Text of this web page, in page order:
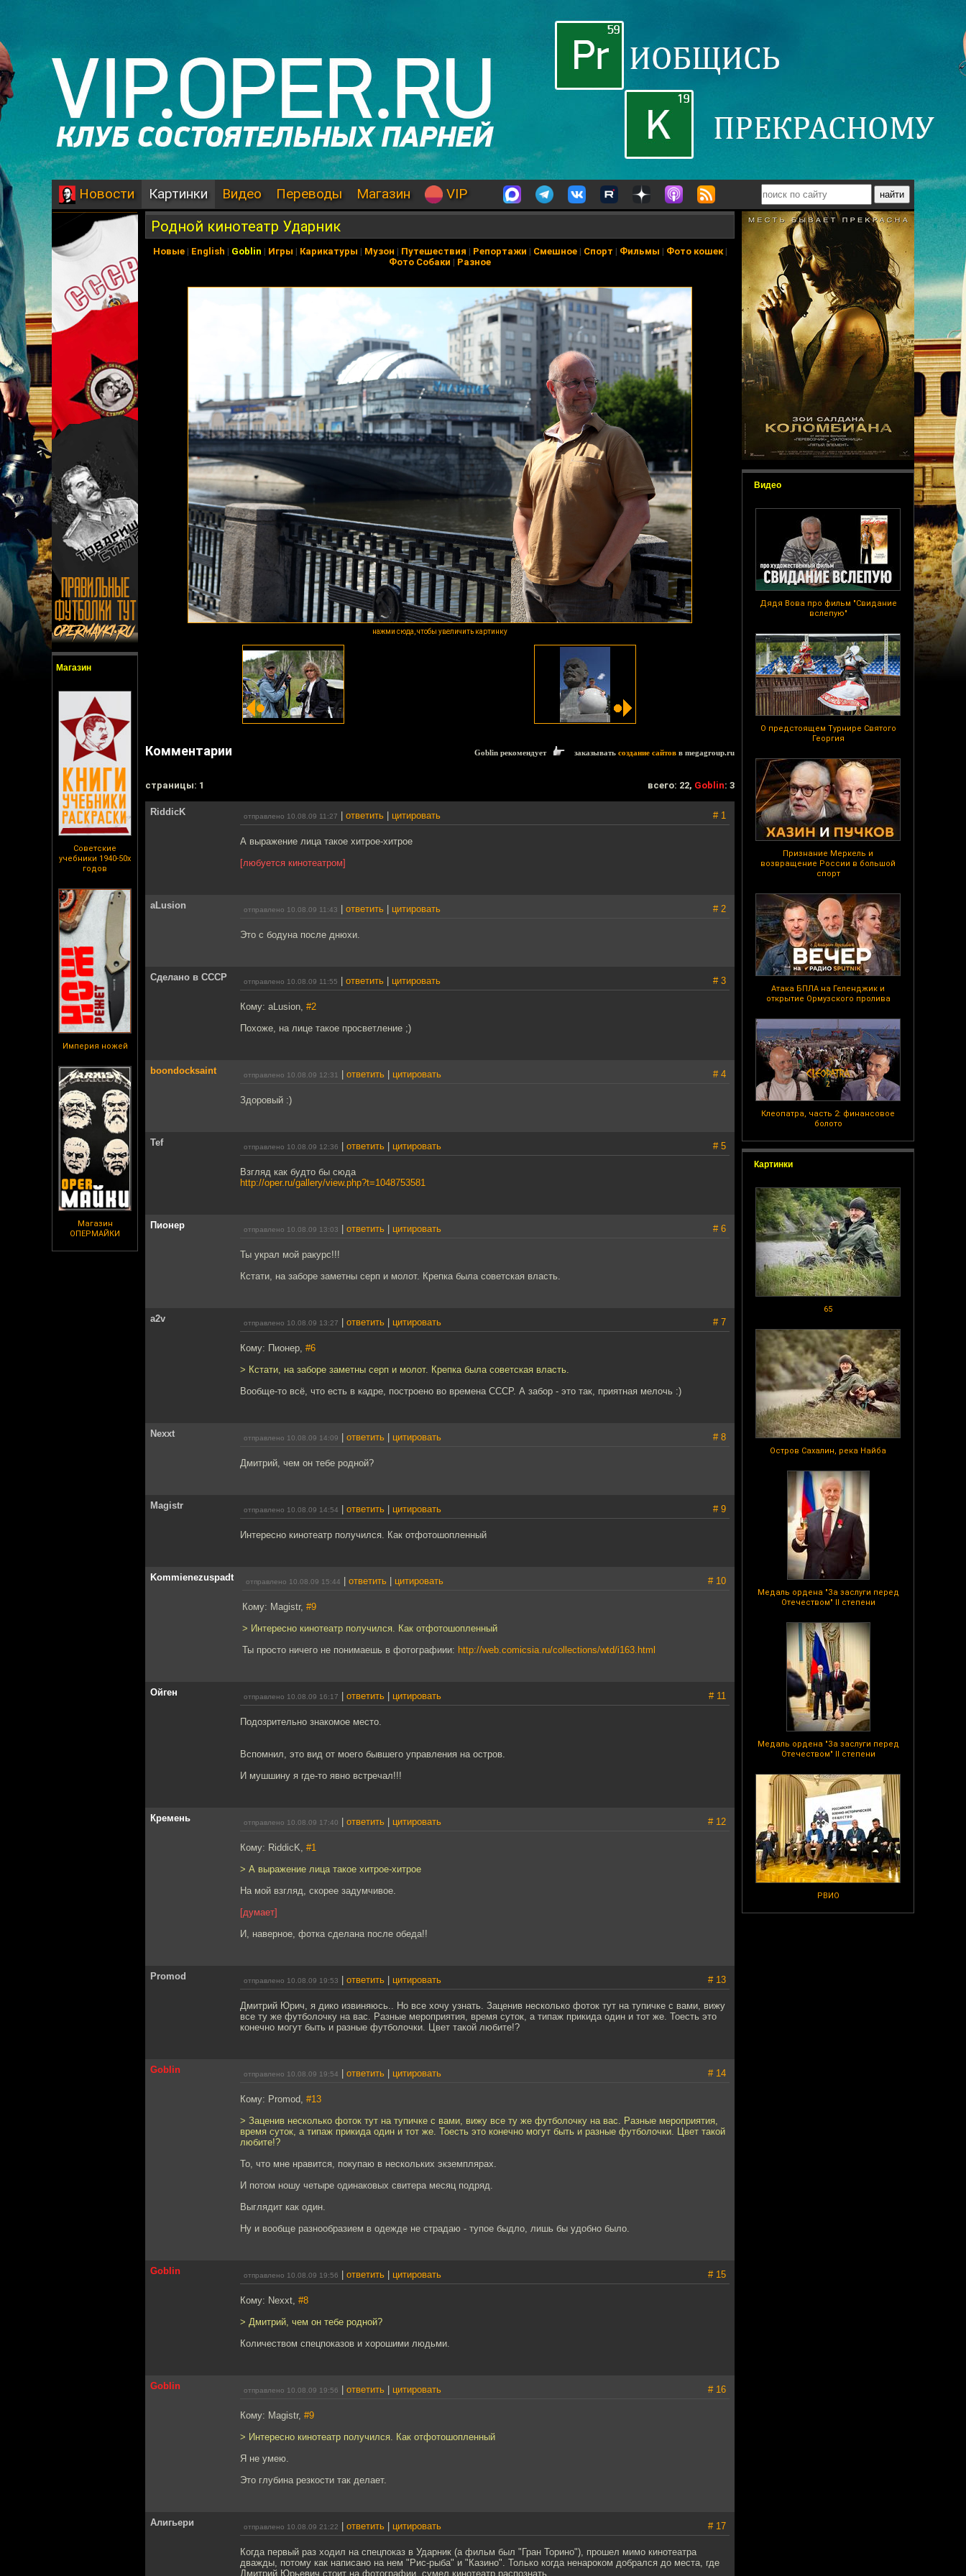
Новости Картинки Видео Переводы Магазин VIP
Магазин
Советские
учебники 1940-50х
годов
Империя ножей
Магазин
ОПЕРМАЙКИ
Видео
Дядя Вова про фильм "Свидание
вслепую"
О предстоящем Турнире Святого
Георгия
Признание Меркель и
возвращение России в большой
спорт
Атака БПЛА на Геленджик и
открытие Ормузского пролива
Клеопатра, часть 2: финансовое
болото
Картинки
65
Остров Сахалин, река Найба
Медаль ордена "За заслуги перед
Отечеством" II степени
Медаль ордена "За заслуги перед
Отечеством" II степени
РВИО
Родной кинотеатр Ударник
Новые| English | Goblin | Игры | Карикатуры | Музон | Путешествия | Репортажи | Смешное| Спорт | Фильмы | Фото кошек|
Фото Собаки | Разное
нажми сюда, чтобы увеличить картинку
Комментарии Goblin рекомендует заказывать создание сайтов в megagroup.ru
cтраницы: 1 всего: 22, Goblin: 3
RiddicK отправлено 10.08.09 11:27 ответить цитировать # 1
А выражение лица такое хитрое-хитрое
[любуется кинотеатром]
aLusion отправлено 10.08.09 11:43 ответить цитировать # 2
Это с бодуна после днюхи.
Сделано в СССР отправлено 10.08.09 11:55 ответить цитировать # 3
Кому: aLusion, #2
Похоже, на лице такое просветление ;)
boondocksaint отправлено 10.08.09 12:31 ответить цитировать # 4
Здоровый :)
Tef отправлено 10.08.09 12:36 ответить цитировать # 5
Взгляд как будто бы сюда
http://oper.ru/gallery/view.php?t=1048753581
Пионер отправлено 10.08.09 13:03 ответить цитировать # 6
Ты украл мой ракурс!!!
Кстати, на заборе заметны серп и молот. Крепка была советская власть.
a2v отправлено 10.08.09 13:27 ответить цитировать # 7
Кому: Пионер, #6
> Кстати, на заборе заметны серп и молот. Крепка была советская власть.
Вообще-то всё, что есть в кадре, построено во времена СССР. А забор - это так, приятная мелочь :)
Nexxt отправлено 10.08.09 14:09 ответить цитировать # 8
Дмитрий, чем он тебе родной?
Magistr отправлено 10.08.09 14:54 ответить цитировать # 9
Интересно кинотеатр получился. Как отфотошопленный
Kommienezuspadt отправлено 10.08.09 15:44 ответить цитировать # 10
Кому: Magistr, #9
> Интересно кинотеатр получился. Как отфотошопленный
Ты просто ничего не понимаешь в фотографиии: http://web.comicsia.ru/collections/wtd/i163.html
Ойген отправлено 10.08.09 16:17 ответить цитировать # 11
Подозрительно знакомое место.
Вспомнил, это вид от моего бывшего управления на остров.
И мушшину я где-то явно встречал!!!
Кремень отправлено 10.08.09 17:40 ответить цитировать # 12
Кому: RiddicK, #1
> А выражение лица такое хитрое-хитрое
На мой взгляд, скорее задумчивое.
[думает]
И, наверное, фотка сделана после обеда!!
Promod отправлено 10.08.09 19:53 ответить цитировать # 13
Дмитрий Юрич, я дико извиняюсь.. Но все хочу узнать. Заценив несколько фоток тут на тупичке с вами, вижу
все ту же футболочку на вас. Разные мероприятия, время суток, а типаж прикида один и тот же. Тоесть это
конечно могут быть и разные футболочки. Цвет такой любите!?
Goblin отправлено 10.08.09 19:54 ответить цитировать # 14
Кому: Promod, #13
> Заценив несколько фоток тут на тупичке с вами, вижу все ту же футболочку на вас. Разные мероприятия,
время суток, а типаж прикида один и тот же. Тоесть это конечно могут быть и разные футболочки. Цвет такой
любите!?
То, что мне нравится, покупаю в нескольких экземплярах.
И потом ношу четыре одинаковых свитера месяц подряд.
Выглядит как один.
Ну и вообще разнообразием в одежде не страдаю - тупое быдло, лишь бы удобно было.
Goblin отправлено 10.08.09 19:56 ответить цитировать # 15
Кому: Nexxt, #8
> Дмитрий, чем он тебе родной?
Количеством спецпоказов и хорошими людьми.
Goblin отправлено 10.08.09 19:56 ответить цитировать # 16
Кому: Magistr, #9
> Интересно кинотеатр получился. Как отфотошопленный
Я не умею.
Это глубина резкости так делает.
Алигьери отправлено 10.08.09 21:22 ответить цитировать # 17
Когда первый раз ходил на спецпоказ в Ударник (а фильм был "Гран Торино"), прошел мимо кинотеатра
дважды, потому как написано на нем "Рис-рыба" и "Казино". Только когда ненароком добрался до места, где
Дмитрий Юрьевич стоит на фотографии, сумел кинотеатр распознать.